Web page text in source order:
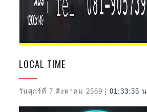
2026
LOCAL TIME
วันศุกร์ที่ 7 สิงหาคม 2569 | 01:33:37 น.